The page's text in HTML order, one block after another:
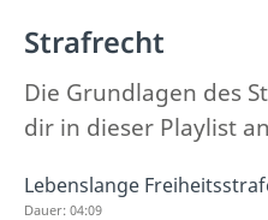
Strafrecht
Die Grundlagen des
dir in dieser Playlist
Lebenslange
Dauer: 04:09